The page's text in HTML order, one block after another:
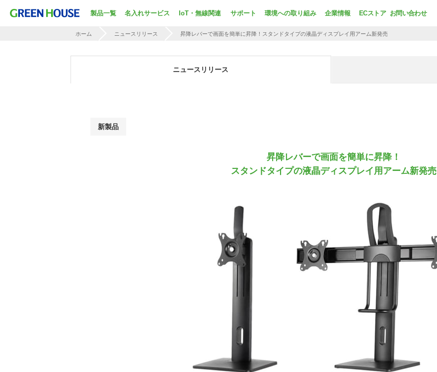
製品一覧 名入れサービス IoT・無線関連 サポート 環境への取り組み 企業情報 ECストア お問い合わせ
ホーム ニュースリリース 昇降レバーで画面を簡単に昇降！ スタンドタイプの液晶ディスプレイ用アーム新発売
ニュースリリース
新製品
昇降レバーで画面を簡単に昇降！
スタンドタイプの液晶ディスプレイ用アーム新発売